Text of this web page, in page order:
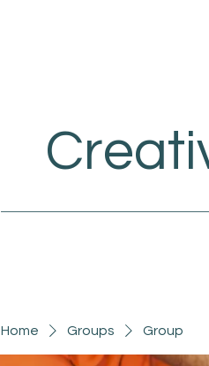
Home Groups Group